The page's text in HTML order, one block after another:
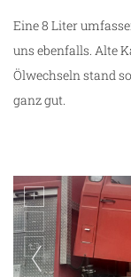
Eine 8 Liter
uns ebenfalls. Alte
Ölwechseln stand
ganz gut.